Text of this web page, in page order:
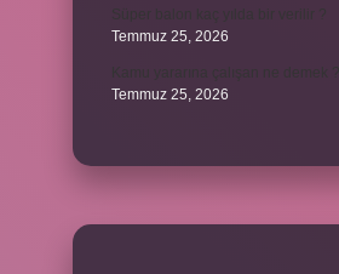
Temmuz 25, 2026
Temmuz 25, 2026